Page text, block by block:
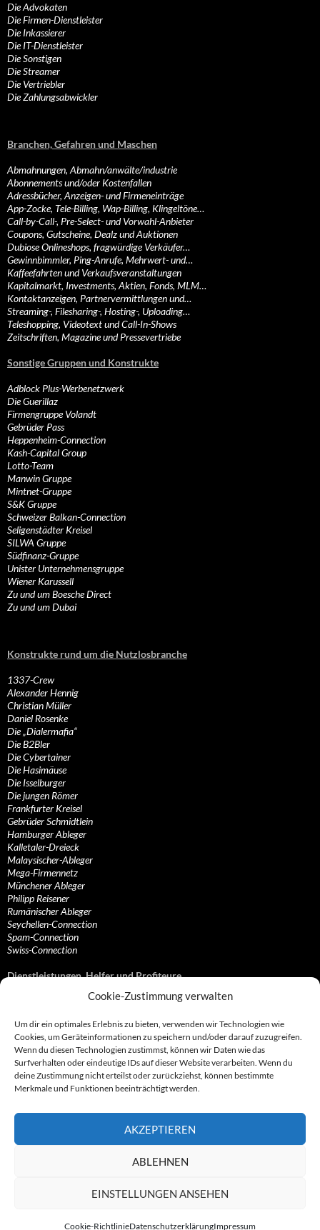
Cookie-Zustimmung verwalten
Um dir ein optimales Erlebnis zu bieten, verwenden wir Technologien wie
Cookies, um Geräteinformationen zu speichern und/oder darauf zuzugreifen.
Wenn du diesen Technologien zustimmst, können wir Daten wie das
Surfverhalten oder eindeutige IDs auf dieser Website verarbeiten. Wenn du
deine Zustimmung nicht erteilst oder zurückziehst, können bestimmte
Merkmale und Funktionen beeinträchtigt werden.
AKZEPTIEREN
ABLEHNEN
EINSTELLUNGEN ANSEHEN
Cookie-RichtlinieDatenschutzerklärungImpressum
Die Advokaten
Die Firmen-Dienstleister
Die Inkassierer
Die IT-Dienstleister
Die Sonstigen
Die Streamer
Die Vertriebler
Die Zahlungsabwickler
Branchen, Gefahren und Maschen
Abmahnungen, Abmahn/anwälte/industrie
Abonnements und/oder Kostenfallen
Adressbücher, Anzeigen- und Firmeneinträge
App-Zocke, Tele-Billing, Wap-Billing, Klingeltöne…
Call-by-Call-, Pre-Select- und Vorwahl-Anbieter
Coupons, Gutscheine, Dealz und Auktionen
Dubiose Onlineshops, fragwürdige Verkäufer…
Gewinnbimmler, Ping-Anrufe, Mehrwert- und…
Kaffeefahrten und Verkaufsveranstaltungen
Kapitalmarkt, Investments, Aktien, Fonds, MLM…
Kontaktanzeigen, Partnervermittlungen und…
Streaming-, Filesharing-, Hosting-, Uploading…
Teleshopping, Videotext und Call-In-Shows
Zeitschriften, Magazine und Pressevertriebe
Sonstige Gruppen und Konstrukte
Adblock Plus-Werbenetzwerk
Die Guerillaz
Firmengruppe Volandt
Gebrüder Pass
Heppenheim-Connection
Kash-Capital Group
Lotto-Team
Manwin Gruppe
Mintnet-Gruppe
S&K Gruppe
Schweizer Balkan-Connection
Seligenstädter Kreisel
SILWA Gruppe
Südfinanz-Gruppe
Unister Unternehmensgruppe
Wiener Karussell
Zu und um Boesche Direct
Zu und um Dubai
Konstrukte rund um die Nutzlosbranche
1337-Crew
Alexander Hennig
Christian Müller
Daniel Rosenke
Die „Dialermafia“
Die B2Bler
Die Cybertainer
Die Hasimäuse
Die Isselburger
Die jungen Römer
Frankfurter Kreisel
Gebrüder Schmidtlein
Hamburger Ableger
Kalletaler-Dreieck
Malaysischer-Ableger
Mega-Firmennetz
Münchener Ableger
Philipp Reisener
Rumänischer Ableger
Seychellen-Connection
Spam-Connection
Swiss-Connection
Dienstleistungen, Helfer und Profiteure
Anonymisierungsdienste, VPN- und Web-Proxy…
Bezahlsysteme, Finanzdienstleister und…
Bürodienstleister, Firmengründer- und/oder…
Datenhändler, Adressbroker und zielgerichtetes…
Hosting, Routing, Provider, Domain-, Web- und…
Inkasso, Forderungsmanagement und eintreibende…
Spieleanbieter, Online- und Browsergames
Partnerprogramme, Vertriebskanäle- und…
Telekommunikationsdienstleister, Internet…
Vereine, Verbände, Vereinigungen und Lobbyisten
Web-Rotlichtbezirk, Erotik- und XXX-Anbieter
Sonstige Dienstleister, Profiteure und Kooperationen
© 2007 - 2026 by Abzocknews.de